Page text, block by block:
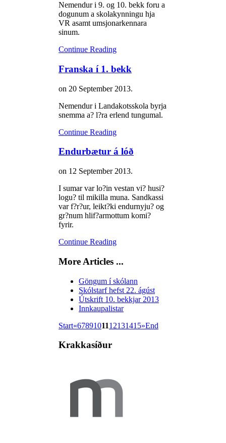
Nemendur i 9. og 10. bekk foru a
dogunum a skolakynningu hja
VR asamt umsjonarkennara
sinum.
Continue Reading
Franska í 1. bekk
on 20 September 2013.
Nemendur i Landakotsskola byrja
snemma a? l?ra erlend tungumal.
Continue Reading
Endurbætur á lóð
on 12 September 2013.
I sumar var lo?in vestan vi? husi?
logu? til mikilla muna. Sandkassi
var f?r?ur, leikt?ki endurnyju? og
gr?num hlif?armottum komi?
fyrir.
Continue Reading
More Articles ...
Göngum í skólann
Skólstarf hefst 22. ágúst
Útskrift 10. bekkjar 2013
Innkaupalistar
Start«6789101112131415»End
Krakkasíður